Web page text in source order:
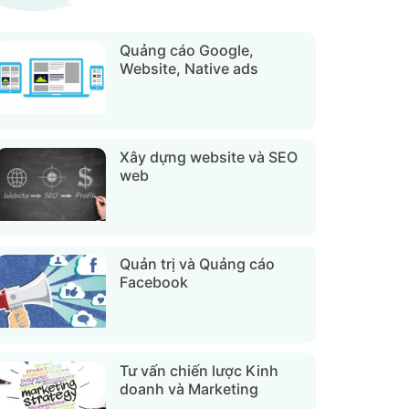
Quảng cáo Google,
Website, Native ads
Xây dựng website và SEO
web
Quản trị và Quảng cáo
Facebook
Tư vấn chiến lược Kinh
doanh và Marketing